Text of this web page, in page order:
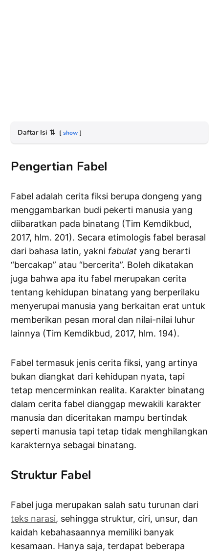
Daftar Isi ⇅ show
Pengertian Fabel
Fabel adalah cerita fiksi berupa dongeng yang
menggambarkan budi pekerti manusia yang
diibaratkan pada binatang (Tim Kemdikbud,
2017, hlm. 201). Secara etimologis fabel berasal
dari bahasa latin, yakni fabulatyang berarti
“bercakap” atau “bercerita”. Boleh dikatakan
juga bahwa apa itu fabel merupakan cerita
tentang kehidupan binatang yang berperilaku
menyerupai manusia yang berkaitan erat untuk
memberikan pesan moral dan nilai-nilai luhur
lainnya (Tim Kemdikbud, 2017, hlm. 194).
Fabel termasuk jenis cerita fiksi, yang artinya
bukan diangkat dari kehidupan nyata, tapi
tetap mencerminkan realita. Karakter binatang
dalam cerita fabel dianggap mewakili karakter
manusia dan diceritakan mampu bertindak
seperti manusia tapi tetap tidak menghilangkan
karakternya sebagai binatang.
Struktur Fabel
Fabel juga merupakan salah satu turunan dari
teks narasi, sehingga struktur, ciri, unsur, dan
kaidah kebahasaannya memiliki banyak
kesamaan. Hanya saja, terdapat beberapa